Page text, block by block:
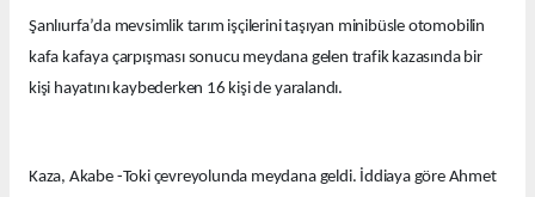
Şanlıurfa’da mevsimlik tarım işçilerini taşıyan minibüsle otomobilin
kafa kafaya çarpışması sonucu meydana gelen trafik kazasında bir
kişi hayatını kaybederken 16 kişi de yaralandı.
Kaza, Akabe -Toki çevreyolunda meydana geldi. İddiaya göre Ahmet